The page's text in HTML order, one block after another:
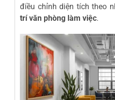
điều chỉnh diện tích theo
trí văn phòng làm việc.